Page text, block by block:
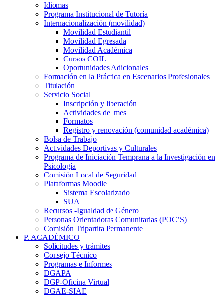
Idiomas
Programa Institucional de Tutoría
Internacionalización (movilidad)
Movilidad Estudiantil
Movilidad Egresada
Movilidad Académica
Cursos COIL
Oportunidades Adicionales
Formación en la Práctica en Escenarios Profesionales
Titulación
Servicio Social
Inscripción y liberación
Actividades del mes
Formatos
Registro y renovación (comunidad académica)
Bolsa de Trabajo
Actividades Deportivas y Culturales
Programa de Iniciación Temprana a la Investigación en
Psicología
Comisión Local de Seguridad
Plataformas Moodle
Sistema Escolarizado
SUA
Recursos -Igualdad de Género
Personas Orientadoras Comunitarias (POC’S)
Comisión Tripartita Permanente
P. ACADÉMICO
Solicitudes y trámites
Consejo Técnico
Programas e Informes
DGAPA
DGP-Oficina Virtual
DGAE-SIAE